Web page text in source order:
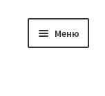
Меню